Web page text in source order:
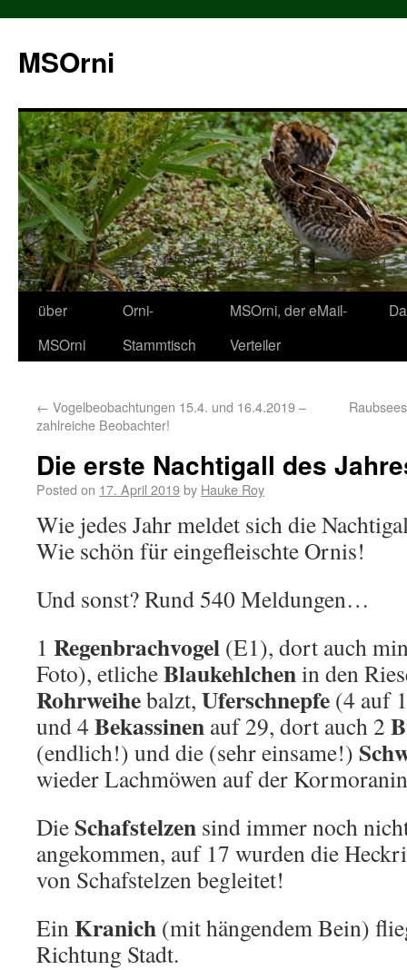
MSOrni
über
MSOrni
Orni-
Stammtisch
MSOrni, der eMail-
Verteiler
← Vogelbeobachtungen 15.4. und 16.4.2019 –
zahlreiche Beobachter!
Die erste Nachtigall des
Posted on 17. April 2019by Hauke Roy
Wie jedes Jahr meldet sich die
Wie schön für eingefleischte Ornis!
Und sonst? Rund 540 Meldungen…
1 Regenbrachvogel (E1), dort auch
Foto), etlicheBlaukehlchenin den
Rohrweihebalzt, Uferschnepfe (4 auf
und 4 Bekassinen auf 29, dort auch 2
(endlich!) und die (sehr einsame!)
wieder Lachmöwen auf der
Die Schafstelzen sind immer noch
angekommen, auf 17 wurden die
von Schafstelzen begleitet!
EinKranich (mit hängendem Bein)
Richtung Stadt.